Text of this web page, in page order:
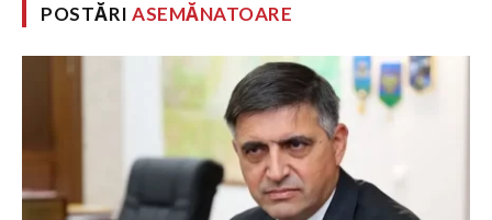
POSTĂRIASEMĂNATOARE